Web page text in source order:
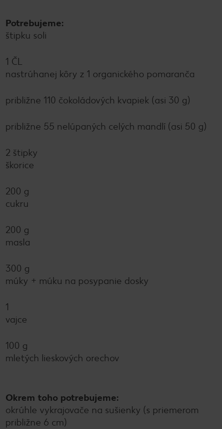
Potrebujeme:
štipku soli
1 ČL
nastrúhanej kôry z 1 organického pomaranča
približne 110 čokoládových kvapiek (asi 30 g)
približne 55 nelúpaných celých mandlí (asi 50 g)
2 štipky
škorice
200 g
cukru
200 g
masla
300 g
múky + múku na posypanie dosky
1
vajce
100 g
mletých lieskových orechov
Okrem toho potrebujeme:
okrúhle vykrajovače na sušienky (s priemerom
približne 6 cm)